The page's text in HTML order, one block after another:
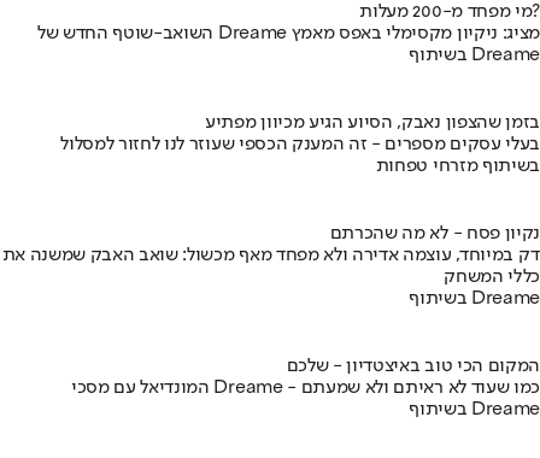
מי מפחד מ-200 מעלות?
השואב-שוטף החדש של Dreame מציג: ניקיון מקסימלי באפס מאמץ
בשיתוף Dreame
בזמן שהצפון נאבק, הסיוע הגיע מכיוון מפתיע
בעלי עסקים מספרים - זה המענק הכספי שעוזר לנו לחזור למסלול
בשיתוף מזרחי טפחות
נקיון פסח - לא מה שהכרתם
דק במיוחד, עוצמה אדירה ולא מפחד מאף מכשול: שואב האבק שמשנה את
כללי המשחק
בשיתוף Dreame
המקום הכי טוב באיצטדיון - שלכם
המונדיאל עם מסכי Dreame - כמו שעוד לא ראיתם ולא שמעתם
בשיתוף Dreame